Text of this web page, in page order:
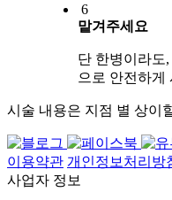
6
맡겨주세요
단 한병이라도
으로 안전하게
시술 내용은 지점 별 상이
이용약관 개인정보처리방
사업자 정보